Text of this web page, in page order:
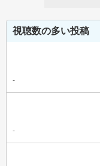
視聴数の多い投稿
-
-